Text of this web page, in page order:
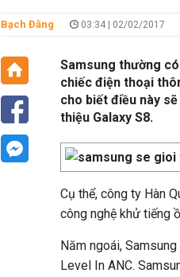
Bạch Đằng 03:34 | 02/02/2017
Samsung thường
chiếc điện thoại
cho biết điều này
thiệu Galaxy S8.
Cụ thể, công ty Hàn
công nghệ khử tiếng
Năm ngoái,
Level In ANC.